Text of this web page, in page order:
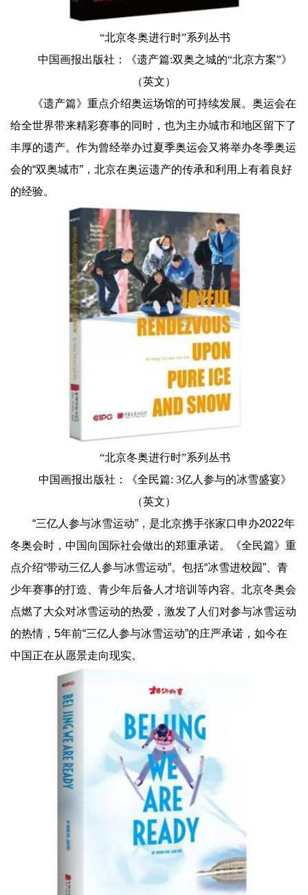
“北京冬奥进行时”系列丛书
中国画报出版社：《遗产篇:双奥之城的“北京方案”》
（英文）
《遗产篇》重点介绍奥运场馆的可持续发展。奥运会在
给全世界带来精彩赛事的同时，也为主办城市和地区留下了
丰厚的遗产。作为曾经举办过夏季奥运会又将举办冬季奥运
会的“双奥城市”，北京在奥运遗产的传承和利用上有着良好
的经验。
“北京冬奥进行时”系列丛书
中国画报出版社：《全民篇: 3亿人参与的冰雪盛宴》
（英文）
“三亿人参与冰雪运动”，是北京携手张家口申办2022年
冬奥会时，中国向国际社会做出的郑重承诺。《全民篇》重
点介绍“带动三亿人参与冰雪运动”。包括“冰雪进校园”、青
少年赛事的打造、青少年后备人才培训等内容。北京冬奥会
点燃了大众对冰雪运动的热爱，激发了人们对参与冰雪运动
的热情，5年前“三亿人参与冰雪运动”的庄严承诺，如今在
中国正在从愿景走向现实。